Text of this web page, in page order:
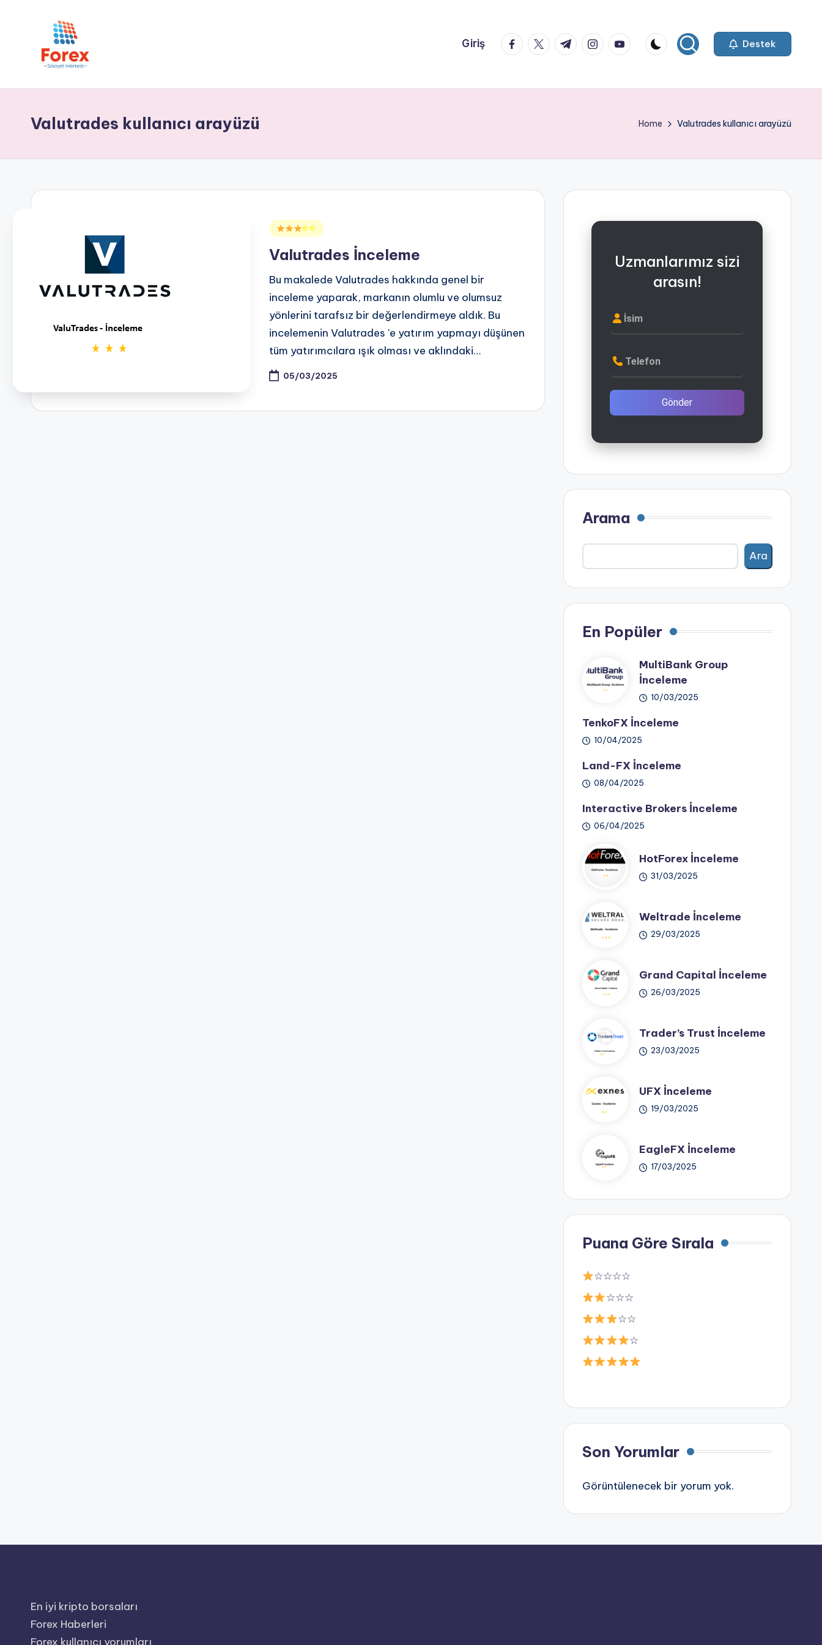
Giriş facebook.com
twitter.com
t.me instagram.com
youtube.com Destek
Valutrades kullanıcı arayüzü Home Valutrades kullanıcı arayüzü
Posted☆☆
Valutrades İnceleme
Bu makalede Valutrades hakkında genel bir
inceleme yaparak, markanın olumlu ve olumsuz
yönlerini tarafsız bir değerlendirmeye aldık. Bu
incelemenin Valutrades 'e yatırım yapmayı düşünen
tüm yatırımcılara ışık olması ve aklındaki…
05/03/2025
Uzmanlarımız sizi
arasın!
İsim
Telefon
Gönder
Arama
Ara
En Popüler
MultiBank Group
İnceleme
10/03/2025
TenkoFX İnceleme
10/04/2025
Land-FX İnceleme
08/04/2025
Interactive Brokers İnceleme
06/04/2025
HotForex İnceleme
31/03/2025
Weltrade İnceleme
29/03/2025
Grand Capital İnceleme
26/03/2025
Trader’s Trust İnceleme
23/03/2025
UFX İnceleme
19/03/2025
EagleFX İnceleme
17/03/2025
Puana Göre Sırala
☆☆☆☆
☆☆☆
☆☆
☆
Son Yorumlar
Görüntülenecek bir yorum yok.
En iyi kripto borsaları
Forex Haberleri
Forex kullanıcı yorumları